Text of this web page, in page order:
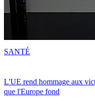
L'UE rend hommage aux
que l'Europe fond
SANTÉ